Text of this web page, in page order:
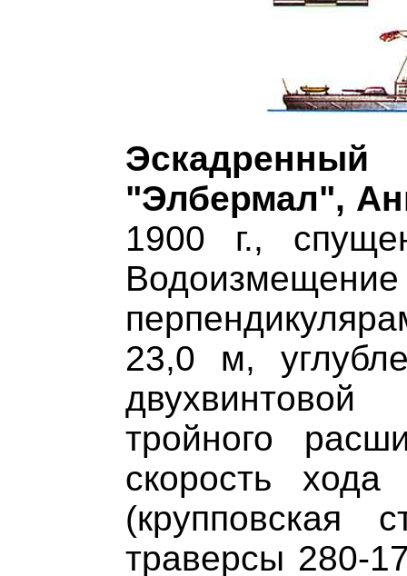
"Элбермал",
1900 г.,
23,0 м,
тройного
скорость
траверсы 280-